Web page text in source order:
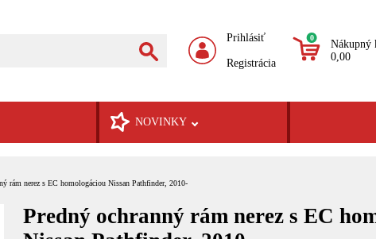
Prihlásiť
Registrácia
0
Nákupný
0,00
NOVINKY
rám nerez s EC homologáciou Nissan Pathfinder, 2010-
Predný ochranný rám nerez s EC